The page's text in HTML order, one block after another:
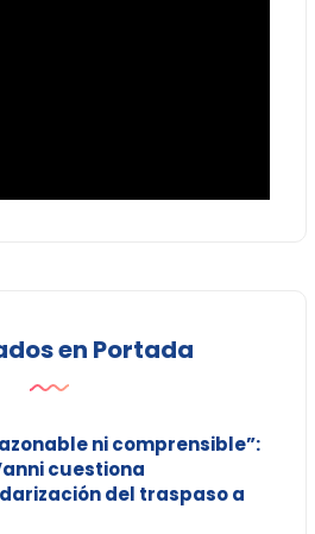
en Portada
ni comprensible”:
cuestiona
del traspaso a